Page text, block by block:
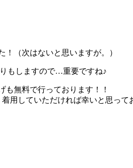
（次はないと思いますが。）
もしますので…重要ですね♪
無料で行っております！！
用していただければ幸いと思って